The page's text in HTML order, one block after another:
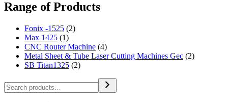
Range of Products
Fonix -1525 (2)
Max 1425 (1)
CNC Router Machine (4)
Metal Sheet & Tube Laser Cutting Machines Gec (2)
SB Titan1325 (2)